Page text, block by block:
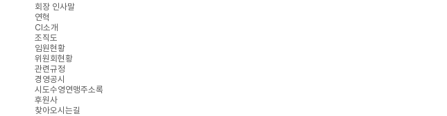
회장 인사말
연혁
CI소개
조직도
임원현황
위원회현황
관련규정
경영공시
시도수영연맹주소록
후원사
찾아오시는길